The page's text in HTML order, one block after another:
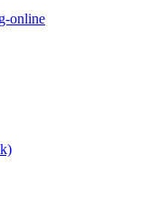
online